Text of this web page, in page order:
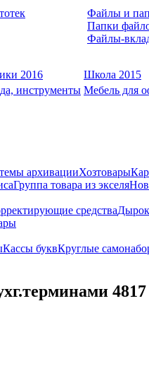
Файлы и
Папки
Файлы-
2016
Школа 2015
инструменты Мебель для
архивацииХозтовары
Группа товара из экселя
средства
Кассы буквКруглые